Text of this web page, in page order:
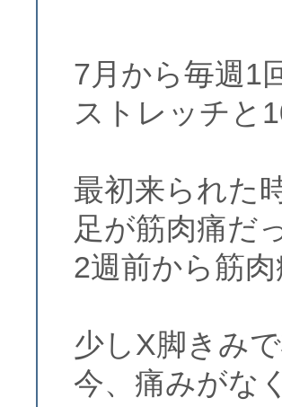
7月から毎週1
ストレッチと
最初来られた
足が筋肉痛だ
2週前から筋
少しX脚きみ
今、痛みがな